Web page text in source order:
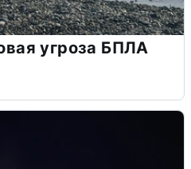
угроза БПЛА